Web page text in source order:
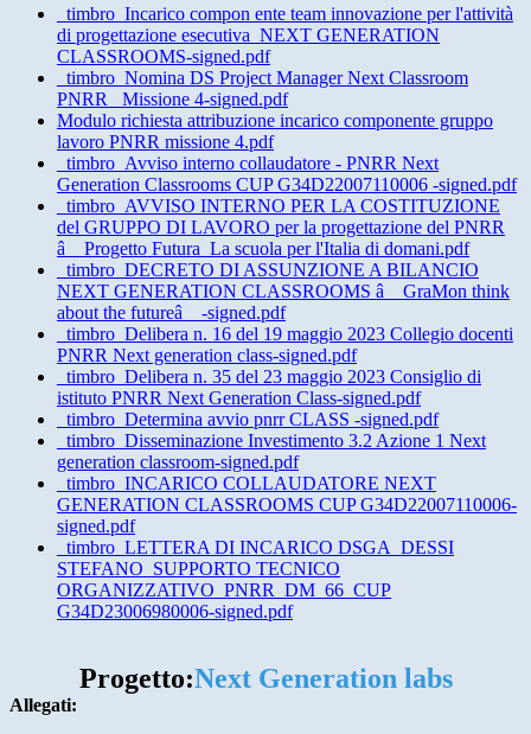
_timbro_Incarico compon ente team innovazione per l'attività
di progettazione esecutiva_NEXT GENERATION
CLASSROOMS-signed.pdf
_timbro_Nomina DS Project Manager Next Classroom
PNRR_ Missione 4-signed.pdf
Modulo richiesta attribuzione incarico componente gruppo
lavoro PNRR missione 4.pdf
_timbro_Avviso interno collaudatore - PNRR Next
Generation Classrooms CUP G34D22007110006 -signed.pdf
_timbro_AVVISO INTERNO PER LA COSTITUZIONE
del GRUPPO DI LAVORO per la progettazione del PNRR
â__Progetto Futura_La scuola per l'Italia di domani.pdf
_timbro_DECRETO DI ASSUNZIONE A BILANCIO
NEXT GENERATION CLASSROOMS â__GraMon think
about the futureâ__-signed.pdf
_timbro_Delibera n. 16 del 19 maggio 2023 Collegio docenti
PNRR Next generation class-signed.pdf
_timbro_Delibera n. 35 del 23 maggio 2023 Consiglio di
istituto PNRR Next Generation Class-signed.pdf
_timbro_Determina avvio pnrr CLASS -signed.pdf
_timbro_Disseminazione Investimento 3.2 Azione 1 Next
generation classroom-signed.pdf
_timbro_INCARICO COLLAUDATORE NEXT
GENERATION CLASSROOMS CUP G34D22007110006-
signed.pdf
_timbro_LETTERA DI INCARICO DSGA_DESSI
STEFANO_SUPPORTO TECNICO
ORGANIZZATIVO_PNRR_DM_66_CUP
G34D23006980006-signed.pdf
Progetto:Next Generation labs
Allegati: